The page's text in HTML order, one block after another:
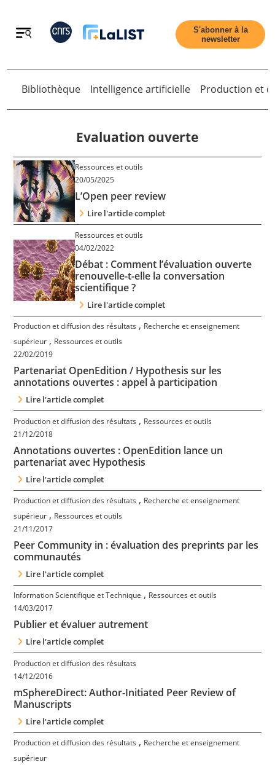
Retour
Accueil
Tous les articles
Qui sommes nous ?
Contact
Nous suivre
S'abonner à la
newsletter
Bibliothèque Intelligence artificielle Production et
Evaluation ouverte
Ressources et outils
20/05/2025
L’Open peer review
Lire l'article complet
Ressources et outils
04/02/2022
Débat : Comment l’évaluation ouverte
renouvelle-t-elle la conversation
scientifique ?
Lire l'article complet
Production et diffusion des résultats , Recherche et enseignement
supérieur , Ressources et outils
22/02/2019
Partenariat OpenEdition / Hypothesis sur les
annotations ouvertes : appel à participation
Lire l'article complet
Production et diffusion des résultats , Ressources et outils
21/12/2018
Annotations ouvertes : OpenEdition lance un
partenariat avec Hypothesis
Lire l'article complet
Production et diffusion des résultats , Recherche et enseignement
supérieur , Ressources et outils
21/11/2017
Peer Community in : évaluation des preprints par les
communautés
Lire l'article complet
Information Scientifique et Technique , Ressources et outils
14/03/2017
Publier et évaluer autrement
Lire l'article complet
Production et diffusion des résultats
14/12/2016
mSphereDirect: Author-Initiated Peer Review of
Manuscripts
Lire l'article complet
Production et diffusion des résultats , Recherche et enseignement
supérieur